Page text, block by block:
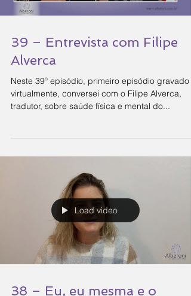
39 – Entrevista com Filipe
Alverca
Neste 39º episódio, primeiro episódio gravado
virtualmente, conversei com o Filipe Alverca,
tradutor, sobre saúde física e mental do...
Load video
38 – Eu, eu mesma e o